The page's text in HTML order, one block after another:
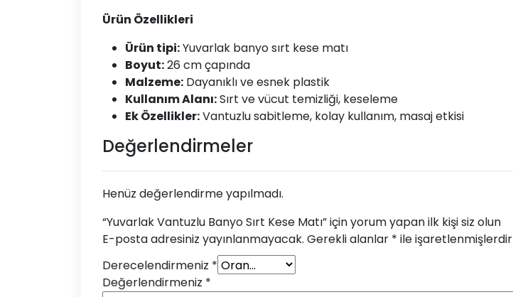
Ürün Özellikleri
Ürün tipi:Yuvarlak banyo sırt kese matı
Boyut:26 cm çapında
Malzeme: Dayanıklı ve esnek plastik
Kullanım Alanı:Sırt ve vücut temizliği, keseleme
Ek Özellikler:Vantuzlu sabitleme, kolay kullanım, masaj etkisi
Değerlendirmeler
Henüz değerlendirme yapılmadı.
“Yuvarlak Vantuzlu Banyo Sırt Kese Matı” için yorum yapan ilk kişi siz olun
E-posta adresiniz yayınlanmayacak. Gerekli alanlar * ile işaretlenmişlerdir
Derecelendirmeniz *
Değerlendirmeniz *